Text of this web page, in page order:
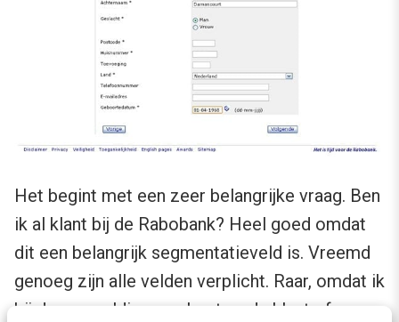
Het begint met een zeer belangrijke vraag. Ben
ik al klant bij de Rabobank? Heel goed omdat
dit een belangrijk segmentatieveld is. Vreemd
genoeg zijn alle velden verplicht. Raar, omdat ik
bij de aanmelding een bestaande klant of een